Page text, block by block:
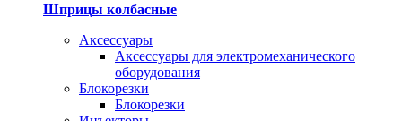
Шприцы колбасные
Аксессуары
Аксессуары для электромеханического
оборудования
Блокорезки
Блокорезки